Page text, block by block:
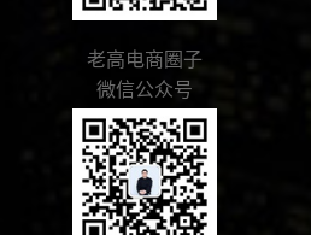
老高电商圈子
微信公众号